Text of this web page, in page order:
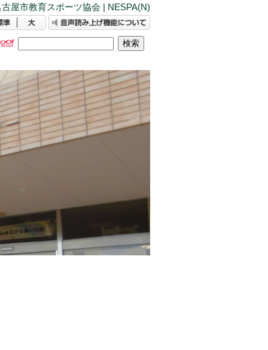
屋市教育スポーツ協会 | NESPA(N)